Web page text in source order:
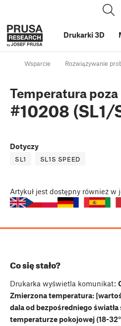
Drukarki 3D
Wsparcie Rozwiązywanie
Temperatura poza
#10208 (SL1/
Dotyczy
SL1 SL1S SPEED
Artykuł jest dostępny również w
Co się stało?
Drukarka wyświetla komunikat:
Zmierzona temperatura:
dala od bezpośredniego światła
temperaturze pokojowej (18-